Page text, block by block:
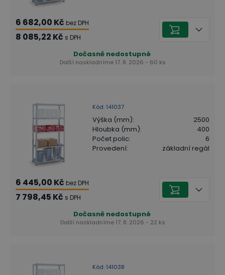
6 682,00 Kč bez DPH
8 085,22 Kč s DPH
Dočasně nedostupné
Další naskladníme 17. 8. 2026 - 60 ks
Kód: 141037
Výška (mm):
2500
Hloubka (mm):
400
Počet polic:
6
Provedení: základní regál
6 445,00 Kč bez DPH
7 798,45 Kč s DPH
Dočasně nedostupné
Další naskladníme 17. 8. 2026 - 22 ks
Kód: 141038